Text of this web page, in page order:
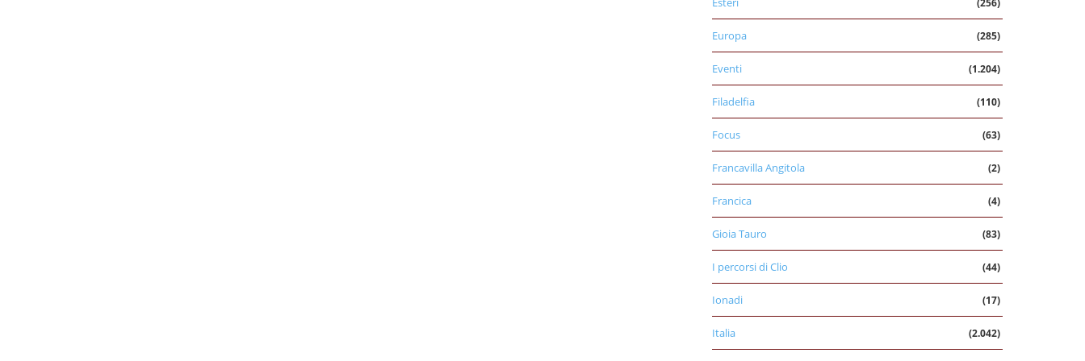
(256)
Europa (285)
Eventi (1.204)
Filadelfia (110)
Focus (63)
Francavilla Angitola (2)
Francica (4)
Gioia Tauro (83)
I percorsi di Clio (44)
Ionadi (17)
Italia (2.042)